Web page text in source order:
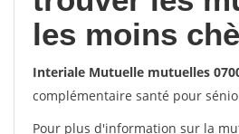
les moins
Interiale Mutuelle mutuelles
complémentaire santé pour
Pour plus d'information sur la